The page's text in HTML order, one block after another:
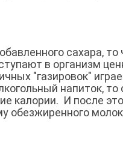
сахара, то
в организм
"газировок"
напиток, то
калории. И после
обезжиренного